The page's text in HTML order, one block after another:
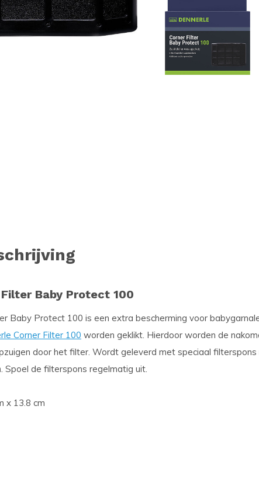
Baby Protect 100
Baby Protect 100 is een extra bescherming voor
Corner Filter 100 worden geklikt. Hierdoor worden de
door het filter. Wordt geleverd met speciaal
Spoel de filterspons regelmatig uit.
x 13.8 cm